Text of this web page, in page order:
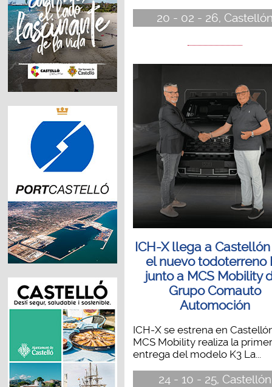
20 - 02 - 26,
ICH-X llega a
el nuevo todoterreno
junto a MCS Mobility
Grupo Comauto
Automoción
ICH-X se estrena en
MCS Mobility realiza la
entrega del modelo K3 La...
24 - 10 - 25, Castellón